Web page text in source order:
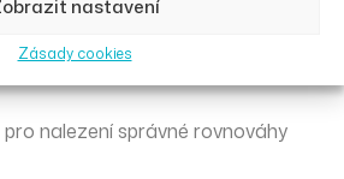
nastavení
Zásady cookies
nalezení správné rovnováhy